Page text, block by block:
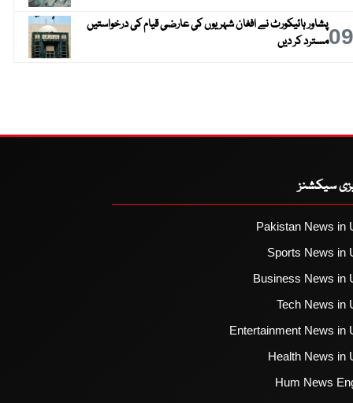
09پشاور ہائیکورٹ نے افغان شہریوں کی عارضی قیام کی درخواستیں
مسترد کر دیں
سیکشنز
Pakistan News in
Sports News in
Business News in
Tech News in
Entertainment News in
Health News in
Hum News